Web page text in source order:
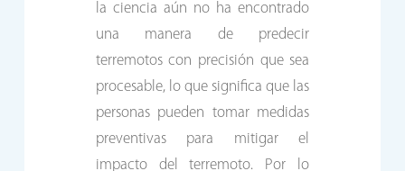
la ciencia aún no ha encontrado
una manera de predecir
terremotos con precisión que sea
procesable, lo que significa que las
personas pueden tomar medidas
preventivas para mitigar el
impacto del terremoto. Por lo